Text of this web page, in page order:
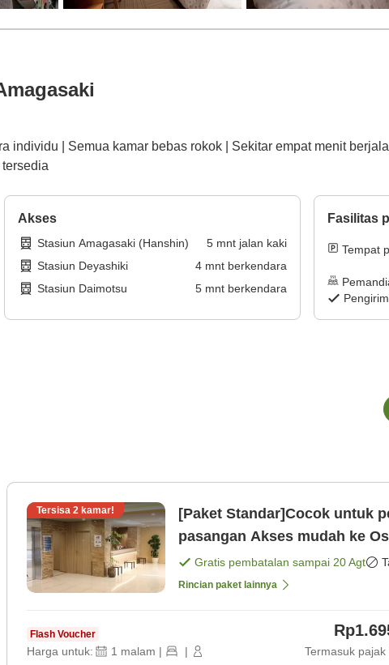
individu | Semua kamar bebas rokok | Sekitar empat menit
Akses
Stasiun Amagasaki (Hanshin) 5mnt jalan kaki
Stasiun Deyashiki
4mnt berkendara
Stasiun Daimotsu
5mnt berkendara
Fasilitas
Tempat
Tersisa 2 kamar!
[Paket Standar]Cocok untuk
pasangan Akses mudah
Gratis pembatalan sampai 20 Agt
Rincian paket lainnya
Flash Voucher
Harga untuk: 1 malam | | Termasuk pajak